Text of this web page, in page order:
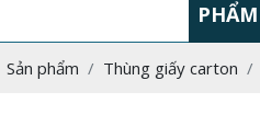
PHẨM
Sản phẩm Thùng giấy carton